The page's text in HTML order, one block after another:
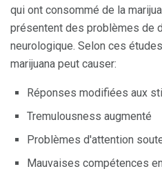
qui ont consommé de la
présentent des problèmes de
neurologique. Selon ces
marijuana peut causer:
Réponses modifiées aux
Tremulousness augmenté
Problèmes d'attention
Mauvaises compétences